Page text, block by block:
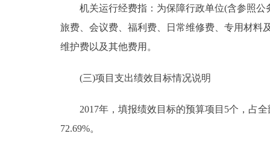
机关运行经费指：为保障行政单位(含参照公
旅费、会议费、福利费、日常维修费、专用材料
维护费以及其他费用。
(三)项目支出绩效目标情况说明
2017年，填报绩效目标的预算项目5个，占全
72.69%。